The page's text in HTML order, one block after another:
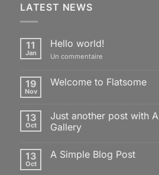
LATEST NEWS
11
Jan
Hello world!
Un commentaire
19
Nov
Welcome to Flatsome
Welcome
to
Flatsome
13
Oct
Just another post with A
Gallery
sur
13
Oct
A Simple Blog Post